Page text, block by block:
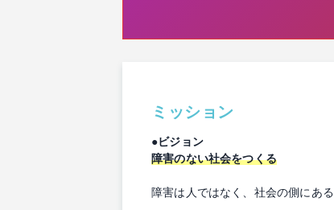
ミッション
●ビジョン
障害のない社会をつくる
障害は人ではなく、社会の側にある